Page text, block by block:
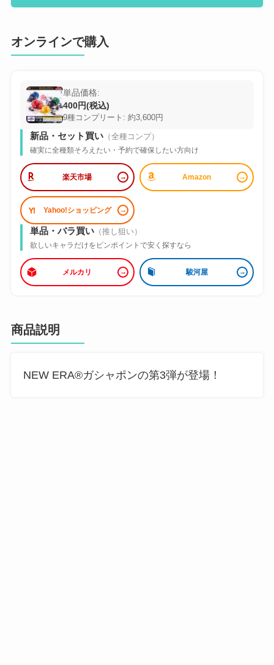
オンラインで購入
単品価格:
400円(税込)
9種コンプリート: 約3,600円
新品・セット買い（全種コンプ）
確実に全種類そろえたい・予約で確保したい方向け
楽天市場 Amazon
Yahoo!ショッピング
単品・バラ買い（推し狙い）
欲しいキャラだけをピンポイントで安く探すなら
メルカリ 駿河屋
商品説明
NEW ERA®ガシャポンの第3弾が登場！